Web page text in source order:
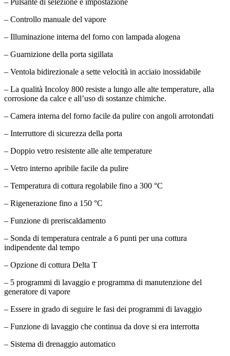
– Controllo manuale del vapore
– Illuminazione interna del forno con lampada alogena
– Guarnizione della porta sigillata
– Ventola bidirezionale a sette velocità in acciaio inossidabile
– La qualità Incoloy 800 resiste a lungo alle alte temperature, alla
corrosione da calce e all’uso di sostanze chimiche.
– Camera interna del forno facile da pulire con angoli arrotondati
– Interruttore di sicurezza della porta
– Doppio vetro resistente alle alte temperature
– Vetro interno apribile facile da pulire
– Temperatura di cottura regolabile fino a 300 °C
– Rigenerazione fino a 150 °C
– Funzione di preriscaldamento
– Sonda di temperatura centrale a 6 punti per una cottura
indipendente dal tempo
– Opzione di cottura Delta T
– 5 programmi di lavaggio e programma di manutenzione del
generatore di vapore
– Essere in grado di seguire le fasi dei programmi di lavaggio
– Funzione di lavaggio che continua da dove si era interrotta
– Sistema di drenaggio automatico